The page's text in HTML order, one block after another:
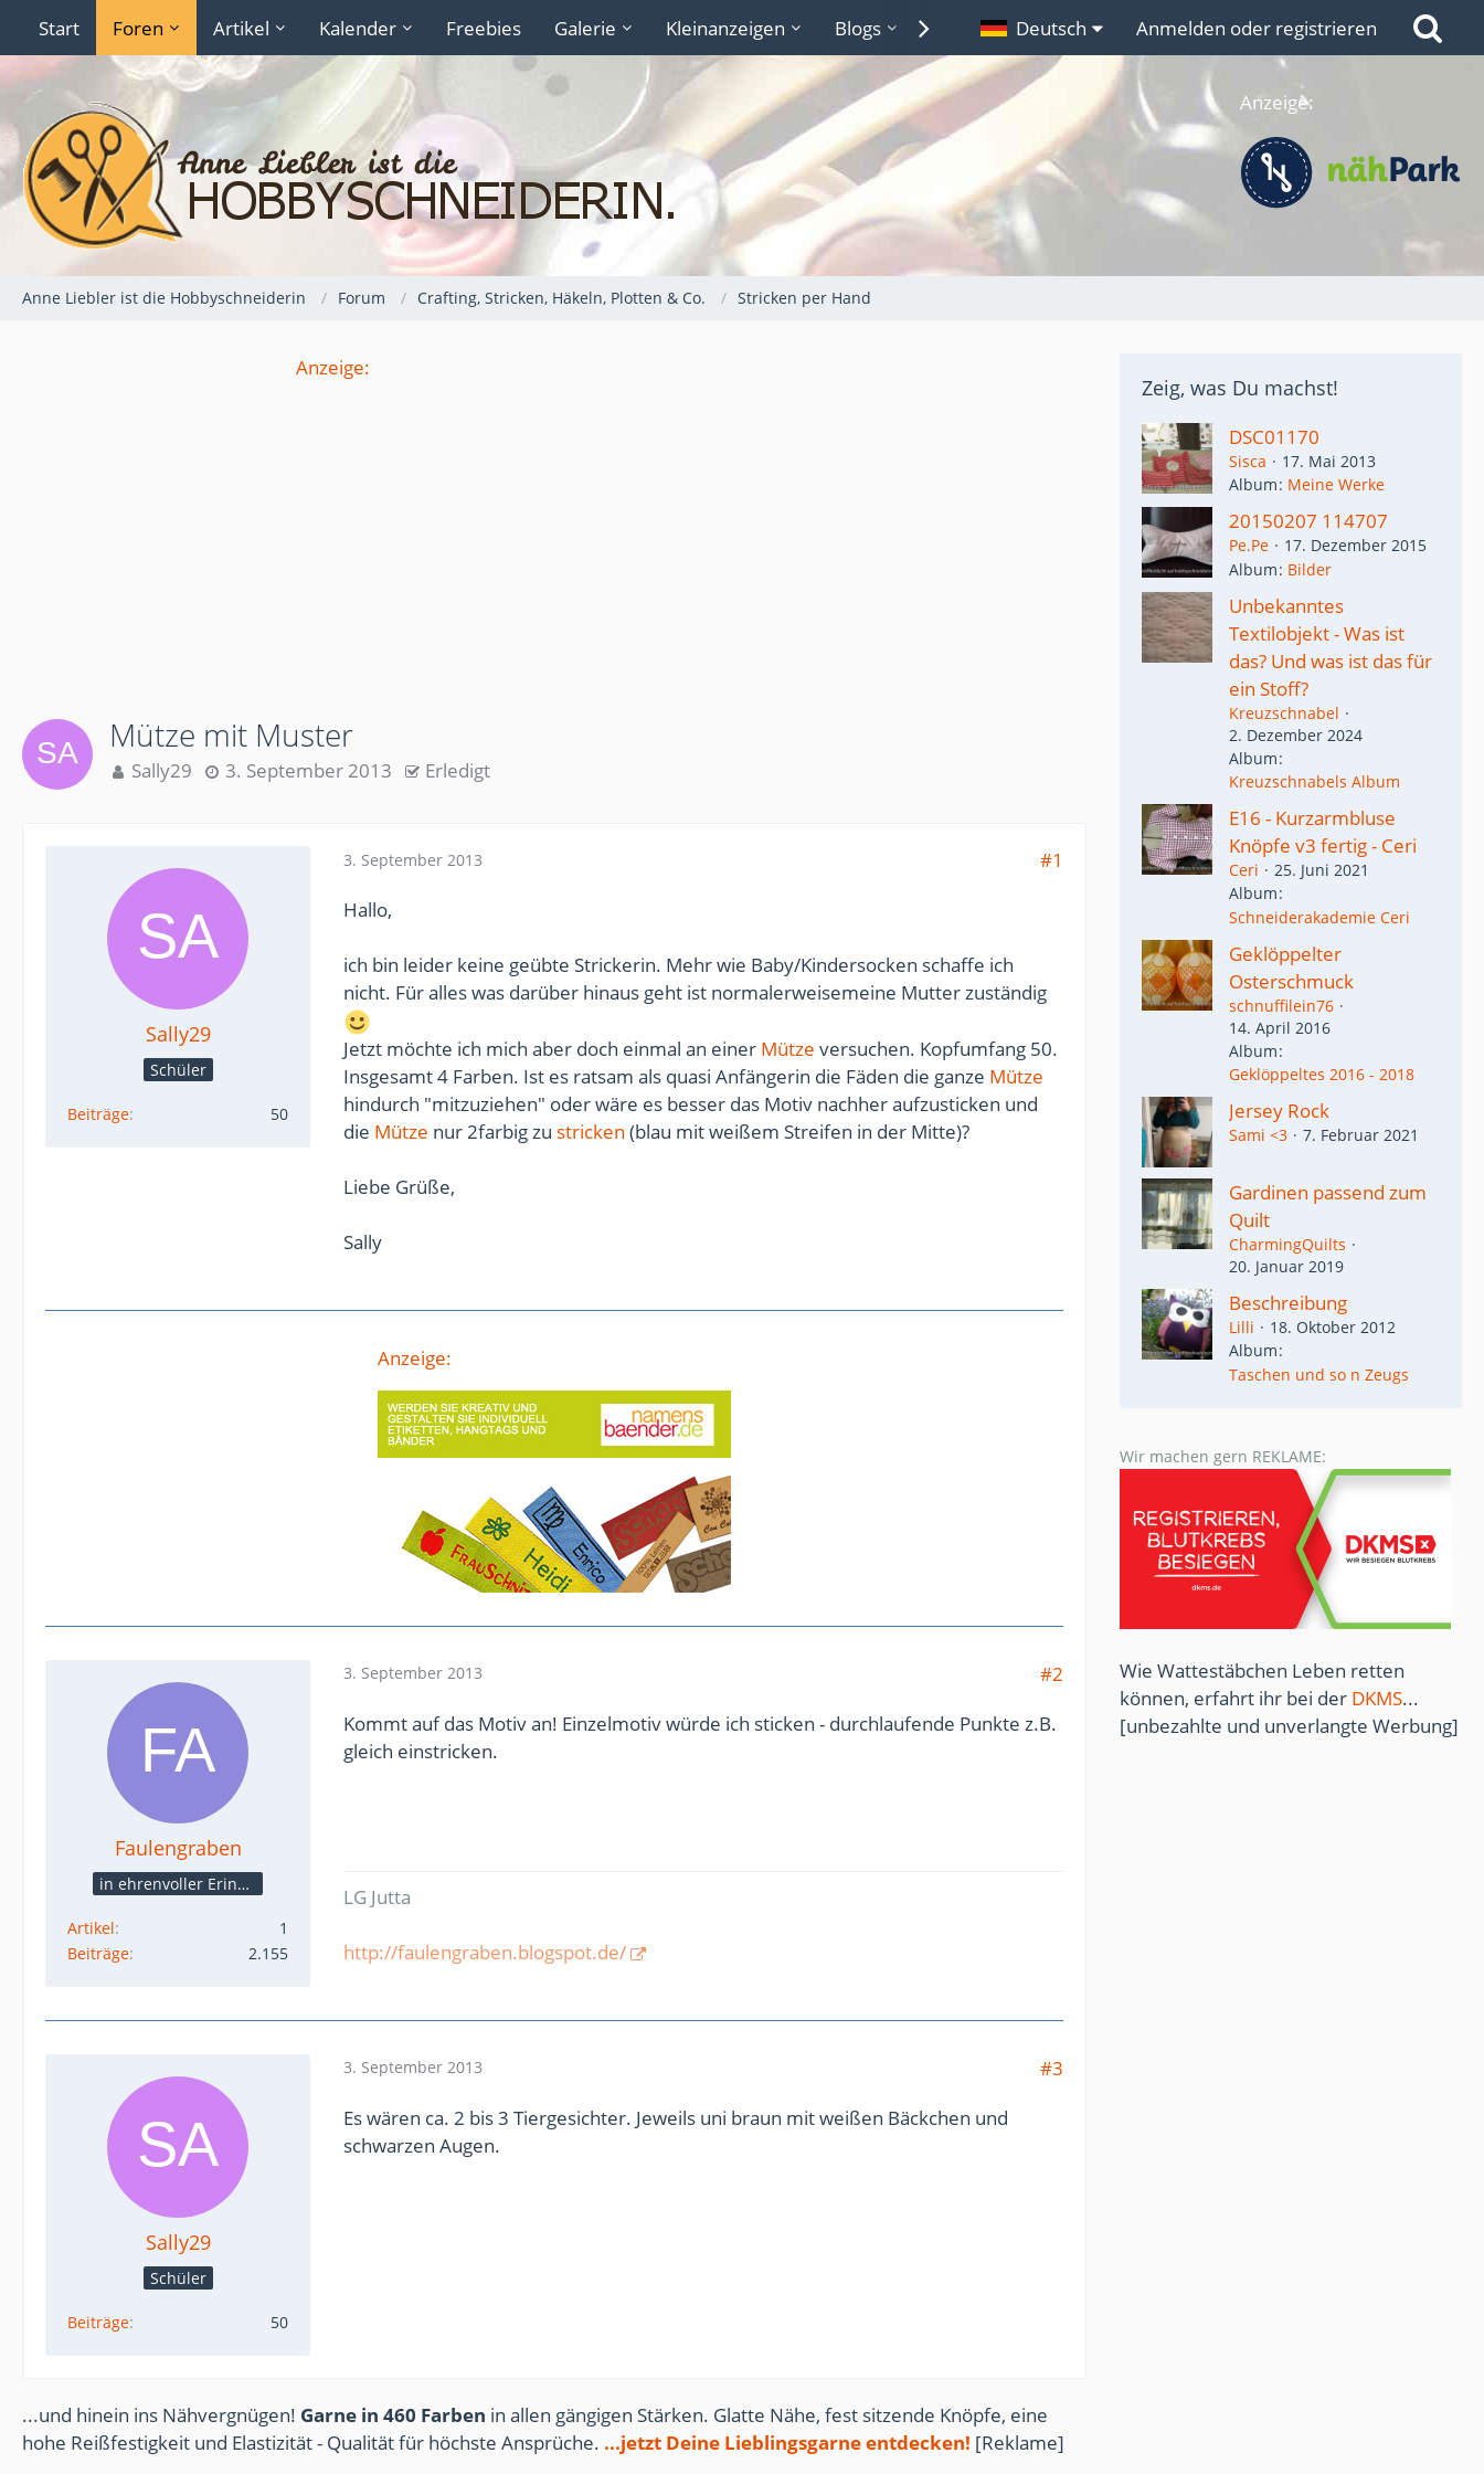
Start Foren Artikel Kalender Freebies Galerie Kleinanzeigen Blogs Lexikon Links
Deutsch Anmelden oder registrieren
Anzeige:
Anne Liebler ist die Hobbyschneiderin Forum Crafting, Stricken, Häkeln, Plotten & Co. Stricken per Hand
Anzeige:
Mütze mit Muster
Sally29 3. September 2013 Erledigt
Sally29
Schüler
Beiträge 50
3. September 2013
#1
Hallo,
ich bin leider keine geübte Strickerin. Mehr wie Baby/Kindersocken schaffe ich
nicht. Für alles was darüber hinaus geht ist normalerweisemeine Mutter zuständig
Jetzt möchte ich mich aber doch einmal an einer Mütze versuchen. Kopfumfang 50.
Insgesamt 4 Farben. Ist es ratsam als quasi Anfängerin die Fäden die ganze Mütze
hindurch "mitzuziehen" oder wäre es besser das Motiv nachher aufzusticken und
die Mütze nur 2farbig zu stricken (blau mit weißem Streifen in der Mitte)?
Liebe Grüße,
Sally
Anzeige:
Faulengraben
in ehrenvoller Erinnerung
Artikel
1
Beiträge
2.155
3. September 2013
#2
Kommt auf das Motiv an! Einzelmotiv würde ich sticken - durchlaufende Punkte z.B.
gleich einstricken.
LG Jutta
http://faulengraben.blogspot.de/
Sally29
Schüler
Beiträge 50
3. September 2013
#3
Es wären ca. 2 bis 3 Tiergesichter. Jeweils uni braun mit weißen Bäckchen und
schwarzen Augen.
...und hinein ins Nähvergnügen! Garne in 460 Farben in allen gängigen Stärken. Glatte Nähe, fest sitzende Knöpfe, eine
hohe Reißfestigkeit und Elastizität - Qualität für höchste Ansprüche. ...jetzt Deine Lieblingsgarne entdecken! [Reklame]
Zeig, was Du machst!
DSC01170
Sisca
17. Mai 2013
Album Meine Werke
20150207 114707
Pe.Pe
17. Dezember 2015
Album Bilder
Unbekanntes
Textilobjekt - Was ist
das? Und was ist das für
ein Stoff?
Kreuzschnabel
2. Dezember 2024
Album
Kreuzschnabels Album
E16 - Kurzarmbluse
Knöpfe v3 fertig - Ceri
Ceri
25. Juni 2021
Album
Schneiderakademie Ceri
Geklöppelter
Osterschmuck
schnuffilein76
14. April 2016
Album
Geklöppeltes 2016 - 2018
Jersey Rock
Sami <3 7. Februar 2021
Gardinen passend zum
Quilt
CharmingQuilts
20. Januar 2019
Beschreibung
Lilli
18. Oktober 2012
Album
Taschen und so n Zeugs
Wir machen gern REKLAME:
Wie Wattestäbchen Leben retten
können, erfahrt ihr bei der DKMS...
[unbezahlte und unverlangte Werbung]